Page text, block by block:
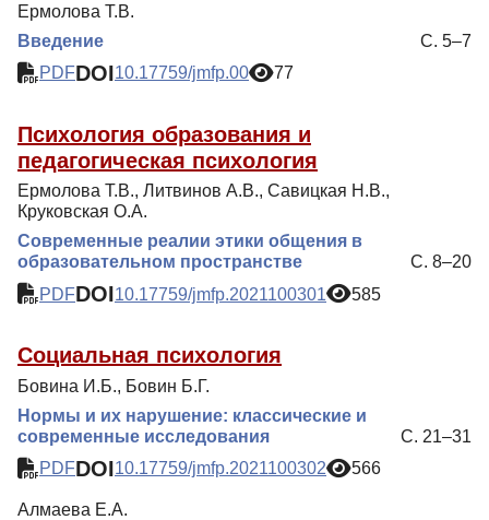
Подписка
Контакты
Ермолова Т.В.
Введение
С. 5–7
PDFDOI10.17759/jmfp.00 77
Психология образования и
педагогическая психология
Ермолова Т.В., Литвинов А.В., Савицкая Н.В.,
Круковская О.А.
Современные реалии этики общения в
образовательном пространстве
С. 8–20
PDFDOI10.17759/jmfp.2021100301 585
Социальная психология
Бовина И.Б., Бовин Б.Г.
Нормы и их нарушение: классические и
современные исследования
С. 21–31
PDFDOI10.17759/jmfp.2021100302 566
Алмаева Е.А.